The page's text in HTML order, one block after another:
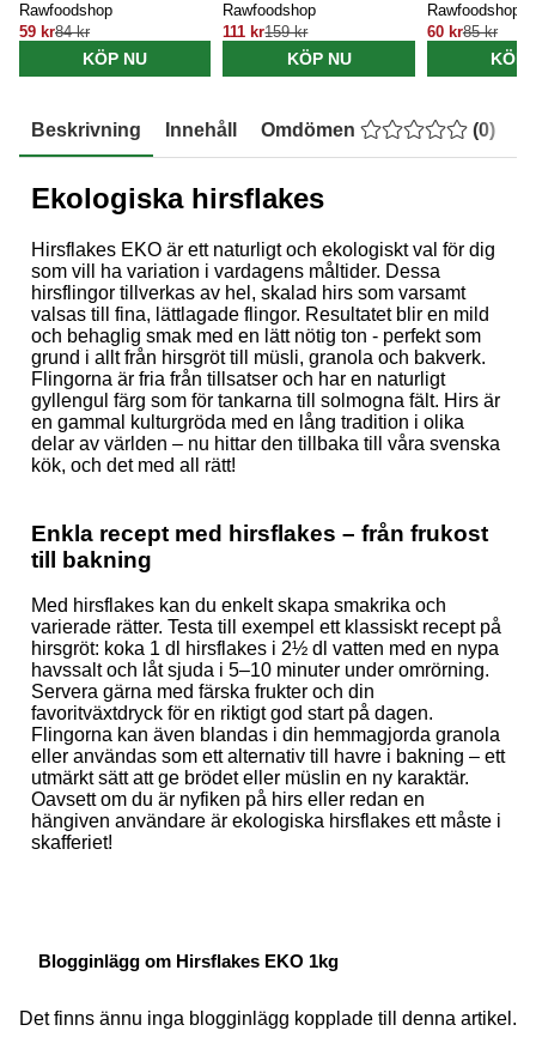
Rawfoodshop
59 kr84 kr
KÖP NU
Rawfoodshop
111 kr159 kr
KÖP NU
Rawfoodshop
60 kr85 kr
KÖP
Beskrivning Innehåll Omdömen (0)
Ekologiska hirsflakes
Hirsflakes EKO är ett naturligt och ekologiskt val för dig
som vill ha variation i vardagens måltider. Dessa
hirsflingor tillverkas av hel, skalad hirs som varsamt
valsas till fina, lättlagade flingor. Resultatet blir en mild
och behaglig smak med en lätt nötig ton - perfekt som
grund i allt från hirsgröt till müsli, granola och bakverk.
Flingorna är fria från tillsatser och har en naturligt
gyllengul färg som för tankarna till solmogna fält. Hirs är
en gammal kulturgröda med en lång tradition i olika
delar av världen – nu hittar den tillbaka till våra svenska
kök, och det med all rätt!
Enkla recept med hirsflakes – från frukost
till bakning
Med hirsflakes kan du enkelt skapa smakrika och
varierade rätter. Testa till exempel ett klassiskt recept på
hirsgröt: koka 1 dl hirsflakes i 2½ dl vatten med en nypa
havssalt och låt sjuda i 5–10 minuter under omrörning.
Servera gärna med färska frukter och din
favoritväxtdryck för en riktigt god start på dagen.
Flingorna kan även blandas i din hemmagjorda granola
eller användas som ett alternativ till havre i bakning – ett
utmärkt sätt att ge brödet eller müslin en ny karaktär.
Oavsett om du är nyfiken på hirs eller redan en
hängiven användare är ekologiska hirsflakes ett måste i
skafferiet!
Blogginlägg om Hirsflakes EKO 1kg
Det finns ännu inga blogginlägg kopplade till denna artikel.